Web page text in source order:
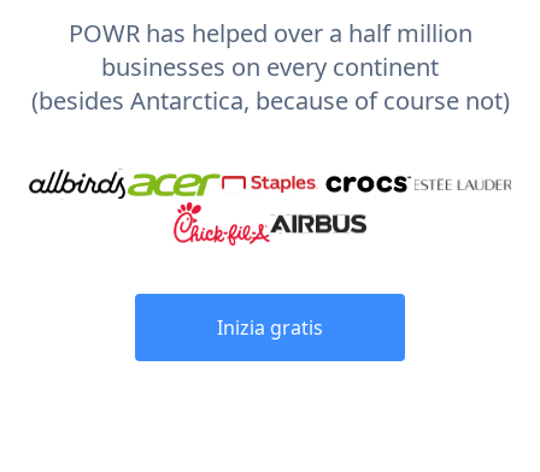
POWR has helped over a half million
businesses on every continent
(besides Antarctica, because of course not)
Inizia gratis